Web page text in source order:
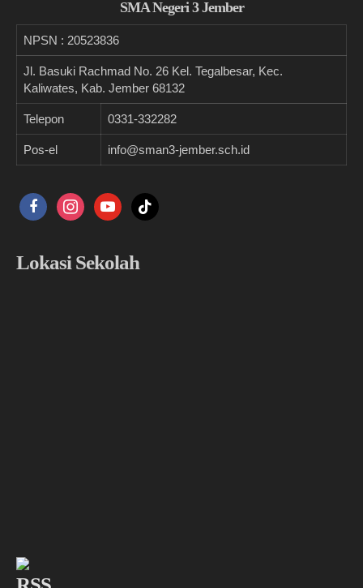
SMA Negeri 3 Jember
NPSN : 20523836
Jl. Basuki Rachmad No. 26 Kel. Tegalbesar, Kec.
Kaliwates, Kab. Jember 68132
Telepon 0331-332282
Pos-el info@sman3-jember.sch.id
facebookinstagramyoutubetiktok
Lokasi Sekolah